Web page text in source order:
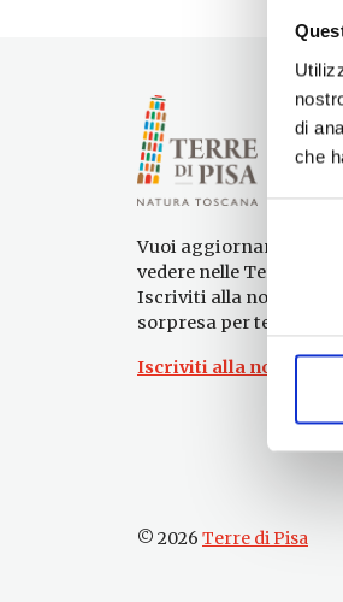
di
che
del
Vuoi aggiornamenti su
vedere nelle Terre di
Iscriviti alla nostra
sorpresa per te!
Iscriviti alla nostra
© 2026 Terre di Pisa